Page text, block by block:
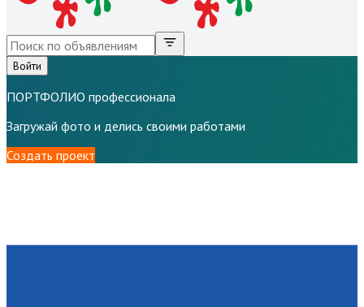
Войти
ПОРТФОЛИО профессионала
Загружай фото и делись своими работами
Создать проект